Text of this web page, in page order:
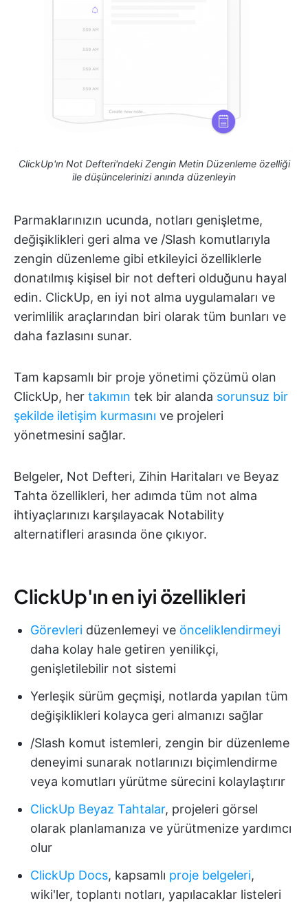
ClickUp'ın Not Defteri'ndeki Zengin Metin Düzenleme özelliği
ile düşüncelerinizi anında düzenleyin
Parmaklarınızın ucunda, notları genişletme,
değişiklikleri geri alma ve /Slash komutlarıyla
zengin düzenleme gibi etkileyici özelliklerle
donatılmış kişisel bir not defteri olduğunu hayal
edin. ClickUp, en iyi not alma uygulamaları ve
verimlilik araçlarından biri olarak tüm bunları ve
daha fazlasını sunar.
Tam kapsamlı bir proje yönetimi çözümü olan
ClickUp, her takımın tek bir alanda sorunsuz bir
şekilde iletişim kurmasını ve projeleri
yönetmesini sağlar.
Belgeler, Not Defteri, Zihin Haritaları ve Beyaz
Tahta özellikleri, her adımda tüm not alma
ihtiyaçlarınızı karşılayacak Notability
alternatifleri arasında öne çıkıyor.
ClickUp'ın en iyi özellikleri
Görevleri düzenlemeyi ve önceliklendirmeyi
daha kolay hale getiren yenilikçi,
genişletilebilir not sistemi
Yerleşik sürüm geçmişi, notlarda yapılan tüm
değişiklikleri kolayca geri almanızı sağlar
/Slash komut istemleri, zengin bir düzenleme
deneyimi sunarak notlarınızı biçimlendirme
veya komutları yürütme sürecini kolaylaştırır
ClickUp Beyaz Tahtalar, projeleri görsel
olarak planlamanıza ve yürütmenize yardımcı
olur
ClickUp Docs, kapsamlı proje belgeleri,
wiki'ler, toplantı notları, yapılacaklar listeleri